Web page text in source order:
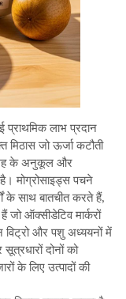
प्राथमिक लाभ प्रदान
मिठास जो ऊर्जा कटौती
के अनुकूल और
मोग्रोसाइड्स पचने
के साथ बातचीत करते हैं,
जो ऑक्सीडेटिव मार्करों
विट्रो और पशु अध्ययनों में
दोनों को
के लिए उत्पादों की